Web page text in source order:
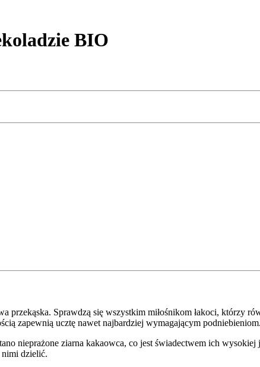
BIO
przekąska. Sprawdzą się wszystkim miłośnikom łakoci, którzy
zapewnią ucztę nawet najbardziej wymagającym podniebieniom.
nieprażone ziarna kakaowca, co jest świadectwem ich
nimi dzielić.